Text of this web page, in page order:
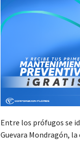
Entre los prófugos se
Guevara Mondragón,